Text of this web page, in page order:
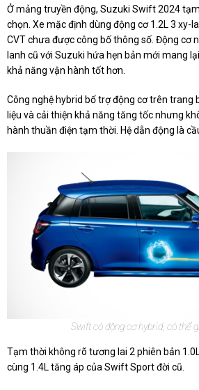
Ở mảng truyền động, Suzuki Swift 2024
chọn. Xe mặc định dùng động cơ 1.2L 3 xy-
CVT chưa được công bố thông số. Động cơ
lanh cũ với Suzuki hứa hẹn bản mới mang
khả năng vận hành tốt hơn.
Công nghệ hybrid bổ trợ động cơ trên trang
liệu và cải thiện khả năng tăng tốc nhưng
hành thuần điện tạm thời. Hệ dẫn động là
Swift có động cơ hybrid, có thể
Tạm thời không rõ tương lai 2 phiên bản
cùng 1.4L tăng áp của Swift Sport đời cũ.